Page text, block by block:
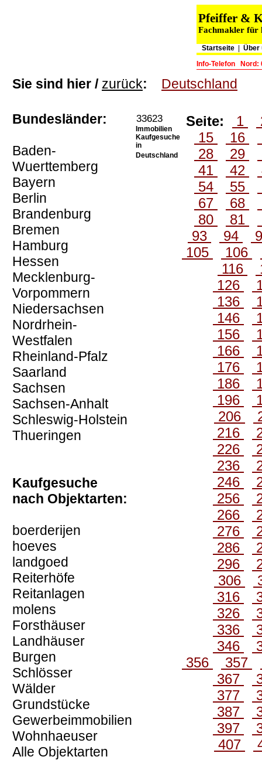
Pfeiffer &
Fachmakler für
Startseite
Über
Info-Telefon
Nord:
Sie sind hier / zurück: Deutschland
Bundesländer:
Baden-
Wuerttemberg
Bayern
Berlin
Brandenburg
Bremen
Hamburg
Hessen
Mecklenburg-
Vorpommern
Niedersachsen
Nordrhein-
Westfalen
Rheinland-Pfalz
Saarland
Sachsen
Sachsen-Anhalt
Schleswig-Holstein
Thueringen
Kaufgesuche
nach Objektarten:
boerderijen
hoeves
landgoed
Reiterhöfe
Reitanlagen
molens
Forsthäuser
Landhäuser
Burgen
Schlösser
Wälder
Grundstücke
Gewerbeimmobilien
Wohnhaeuser
Alle Objektarten
33623
Immobilien
Kaufgesuche
in
Deutschland
Seite: 1
15
16
28
29
41
42
54
55
67
68
80
81
93
94
105
106
116
126
136
146
156
166
176
186
196
206
216
226
236
246
256
266
276
286
296
306
316
326
336
346
356
357
367
377
387
397
407